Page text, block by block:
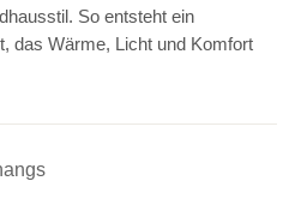
So entsteht ein
das Wärme, Licht und Komfort